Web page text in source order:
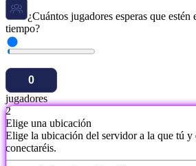
¿Cuántos jugadores esperas que
tiempo?
jugadores
2
Elige una ubicación
Elige la ubicación del servidor a la que tú y
conectaréis.